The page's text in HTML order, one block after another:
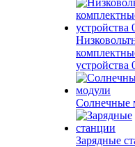
устройства
Солнечные
Зарядные